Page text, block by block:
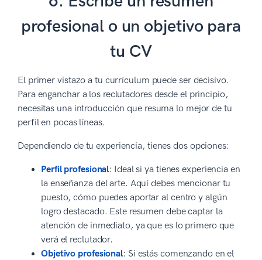
profesional o un objetivo para
tu CV
El primer vistazo a tu currículum puede ser decisivo.
Para enganchar a los reclutadores desde el principio,
necesitas una introducción que resuma lo mejor de tu
perfil en pocas líneas.
Dependiendo de tu experiencia, tienes dos opciones:
Perfil profesional: Ideal si ya tienes experiencia en
la enseñanza del arte. Aquí debes mencionar tu
puesto, cómo puedes aportar al centro y algún
logro destacado. Este resumen debe captar la
atención de inmediato, ya que es lo primero que
verá el reclutador.
Objetivo profesional: Si estás comenzando en el